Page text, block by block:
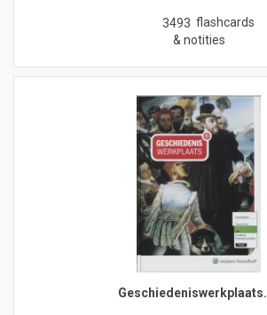
3493 flashcards
& notities
Geschiedeniswerkplaats.